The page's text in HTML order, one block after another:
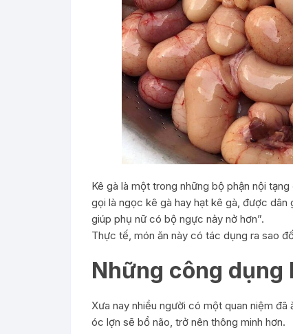
Kê gà là một trong những bộ phận nội
gọi là ngọc kê gà hay hạt kê gà, được dân
giúp phụ nữ có bộ ngực nảy nở hơn”.
Thực tế, món ăn này có tác dụng ra sao
Những công dụng
Xưa nay nhiều người có một quan niệm đã
óc lợn sẽ bổ não, trở nên thông minh hơn.